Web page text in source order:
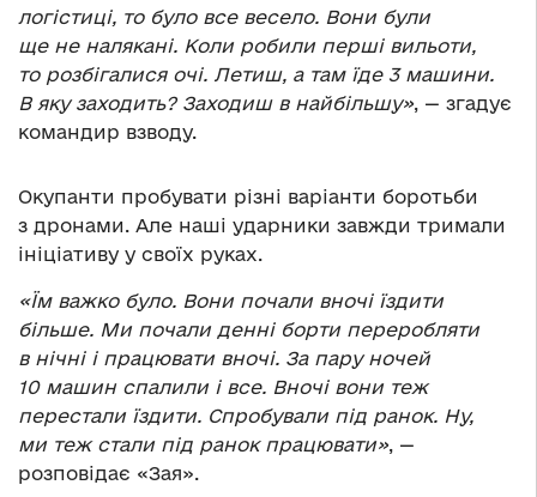
логістиці, то було все весело. Вони були
ще не налякані. Коли робили перші вильоти,
то розбігалися очі. Летиш, а там їде 3 машини.
В яку заходить? Заходиш в найбільшу», — згадує
командир взводу.
Окупанти пробувати різні варіанти боротьби
з дронами. Але наші ударники завжди тримали
ініціативу у своїх руках.
«Їм важко було. Вони почали вночі їздити
більше. Ми почали денні борти переробляти
в нічні і працювати вночі. За пару ночей
10 машин спалили і все. Вночі вони теж
перестали їздити. Спробували під ранок. Ну,
ми теж стали під ранок працювати», —
розповідає «Зая».